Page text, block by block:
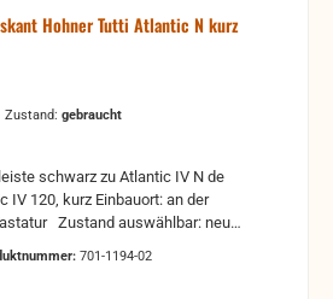
Hohner Tutti Atlantic N kurz
Zustand: gebraucht
Einbauort: an der
neu
701-1194-02